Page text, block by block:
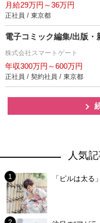
月給29万円～36万円
正社員 / 東京都
電子コミック編集/出版・
株式会社スマートゲート
年収300万円～600万円
正社員 / 契約社員 / 東京都
人気
「ピルは太る